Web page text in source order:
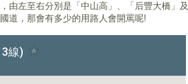
由左至右分別是「中山高」、「后豐大橋」
道，那會有多少的用路人會開罵呢!